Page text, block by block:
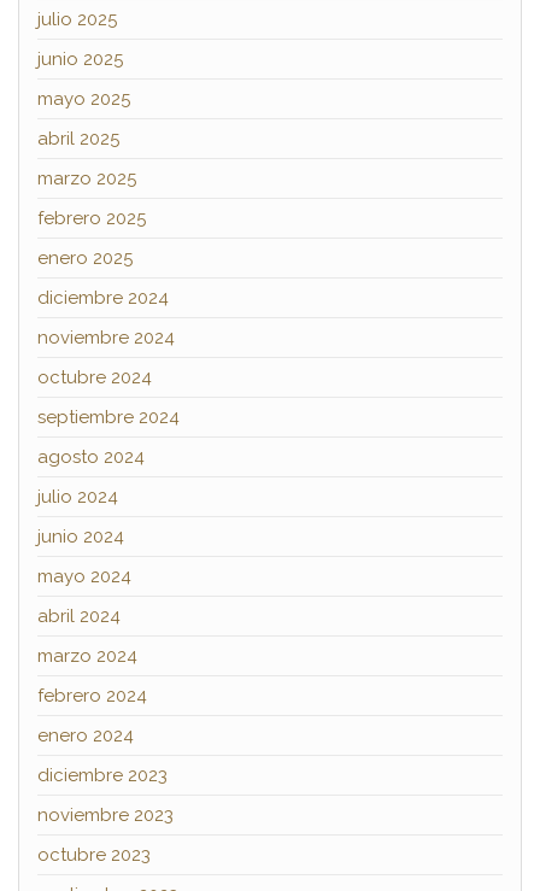
julio 2025
junio 2025
mayo 2025
abril 2025
marzo 2025
febrero 2025
enero 2025
diciembre 2024
noviembre 2024
octubre 2024
septiembre 2024
agosto 2024
julio 2024
junio 2024
mayo 2024
abril 2024
marzo 2024
febrero 2024
enero 2024
diciembre 2023
noviembre 2023
octubre 2023